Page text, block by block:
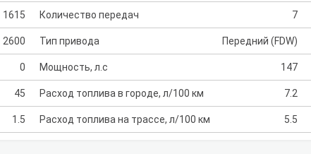
1615
2600
0
45
1.5
Количество передач 7
Тип привода Передний (FDW)
Мощность, л.с 147
Расход топлива в городе, л/100 км 7.2
Расход топлива на трассе, л/100 км 5.5